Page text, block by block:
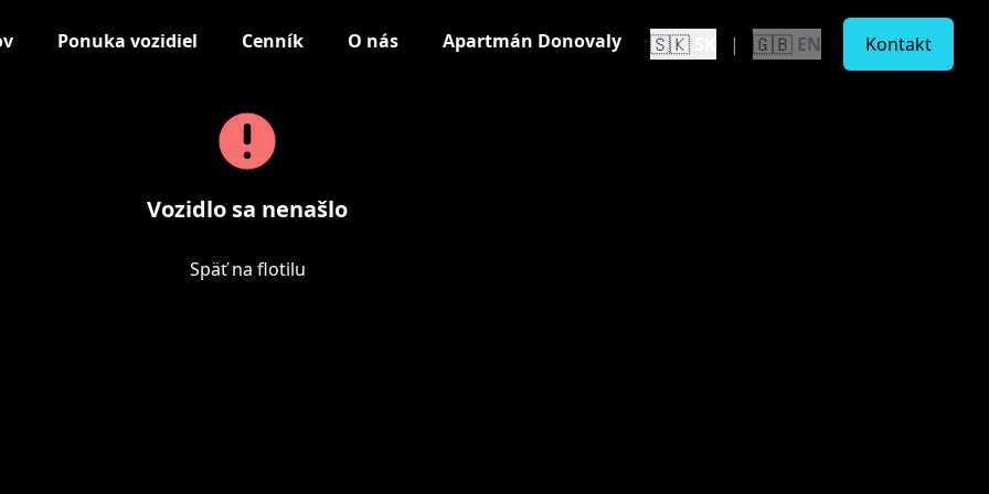
Ponuka vozidiel Cenník O nás Apartmán Donovaly 🇸🇰 | 🇬🇧 EN Kontakt
Vozidlo sa nenašlo
Späť na flotilu